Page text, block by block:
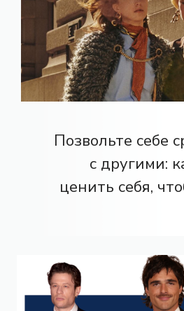
Позвольте себе
с другими:
ценить себя,